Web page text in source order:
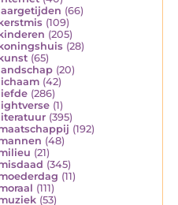
(66)
(109)
(205)
(28)
(65)
(20)
(42)
(286)
(1)
(395)
(192)
(48)
(21)
(345)
(11)
(111)
(53)